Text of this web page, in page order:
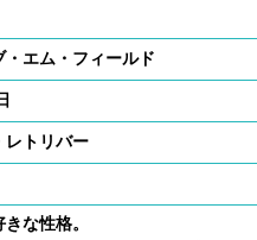
・エム・フィールド
レトリバー
な性格。